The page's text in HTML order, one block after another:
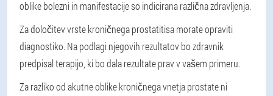
oblike bolezni in manifestacije so indicirana različna zdravljenja.
Za določitev vrste kroničnega prostatitisa morate opraviti
diagnostiko. Na podlagi njegovih rezultatov bo zdravnik
predpisal terapijo, ki bo dala rezultate prav v vašem primeru.
Za razliko od akutne oblike kroničnega vnetja prostate ni